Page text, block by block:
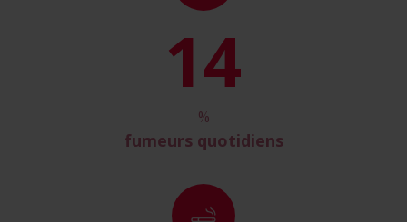
15
%
fumeurs quotidiens